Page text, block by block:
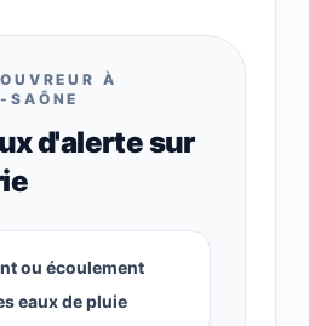
À
SAÔNE
d'alerte sur
ou écoulement
eaux de pluie